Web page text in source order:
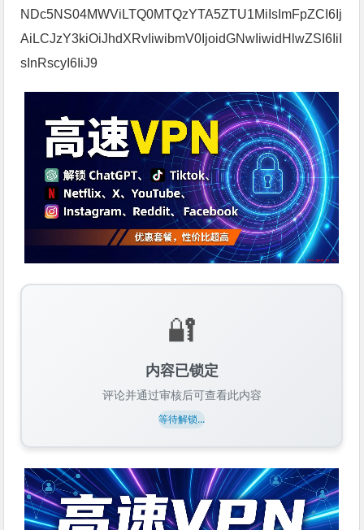
NDc5NS04MWViLTQ0MTQzYTA5ZTU1MiIsImFpZCI6Ij
AiLCJzY3kiOiJhdXRvIiwibmV0IjoidGNwIiwidHlwZSI6IiI
sInRscyI6IiJ9
🔐
内容已锁定
评论并通过审核后可查看此内容
等待解锁...